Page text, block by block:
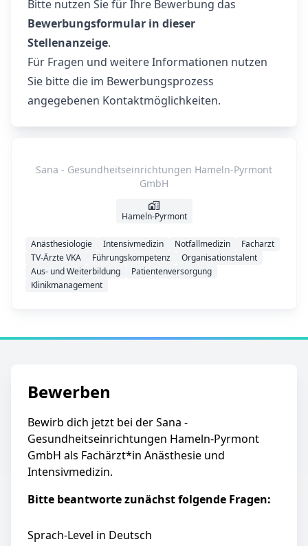
Bitte nutzen Sie für Ihre Bewerbung das
Bewerbungsformular in dieser
Stellenanzeige.
Für Fragen und weitere Informationen nutzen
Sie bitte die im Bewerbungsprozess
angegebenen Kontaktmöglichkeiten.
Sana - Gesundheitseinrichtungen Hameln-Pyrmont
GmbH
Hameln-Pyrmont
Anästhesiologie Intensivmedizin Notfallmedizin
Facharzt
TV-Ärzte VKA
Führungskompetenz
Organisationstalent
Aus- und Weiterbildung
Patientenversorgung
Klinikmanagement
Bewerben
Bewirb dich jetzt bei der Sana -
Gesundheitseinrichtungen Hameln-Pyrmont
GmbH als Fachärzt*in Anästhesie und
Intensivmedizin.
Bitte beantworte zunächst folgende Fragen:
Sprach-Level in Deutsch